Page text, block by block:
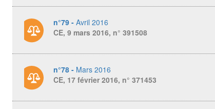
n°79 - Avril 2016
CE, 9 mars 2016, n° 391508
n°78 - Mars 2016
CE, 17 février 2016, n° 371453